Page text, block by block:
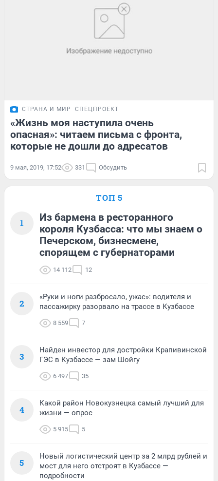
СТРАНА И МИР СПЕЦПРОЕКТ
«Жизнь моя наступила очень
опасная»: читаем письма с фронта,
которые не дошли до адресатов
9 мая, 2019, 17:52 331 Обсудить
ТОП 5
1
Из бармена в ресторанного
короля Кузбасса: что мы знаем о
Печерском, бизнесмене,
спорящем с губернаторами
14 112 12
2
«Руки и ноги разбросало, ужас»: водителя и
пассажирку разорвало на трассе в Кузбассе
8 559 7
3
Найден инвестор для достройки Крапивинской
ГЭС в Кузбассе — зам Шойгу
6 497 35
4
Какой район Новокузнецка самый лучший для
жизни — опрос
5 915 5
5
Новый логистический центр за 2 млрд рублей и
мост для него отстроят в Кузбассе —
подробности